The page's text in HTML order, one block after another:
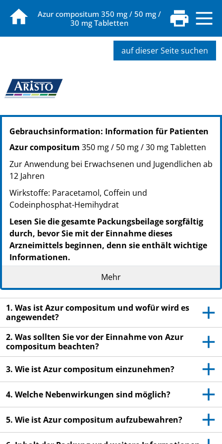
Azur compositum 350 mg / 50 mg /
30 mg Tabletten
auf dieser Seite suchen
PZN: 01427462
PPN: 110142746244
Gebrauchsinformation: Information für Patienten
Azur compositum 350 mg / 50 mg / 30 mg Tabletten
Zur Anwendung bei Erwachsenen und Jugendlichen ab
12 Jahren
Wirkstoffe: Paracetamol, Coffein und
Codeinphosphat-Hemihydrat
Lesen Sie die gesamte Packungsbeilage sorgfältig
durch, bevor Sie mit der Einnahme dieses
Arzneimittels beginnen, denn sie enthält wichtige
Informationen.
Heben Sie die Packungsbeilage auf. Vielleicht
möchten Sie diese später nochmals lesen.
Wenn Sie weitere Fragen haben, wenden Sie sich
an Ihren Arzt oder Apotheker.
Dieses Arzneimittel wurde Ihnen persönlich
verschrieben. Geben Sie es nicht an Dritte weiter.
Es kann anderen Menschen schaden, auch wenn
Wenn Sie Nebenwirkungen bemerken, wenden sie
sich an Ihren Arzt oder Apotheker. Dies gilt auch
für Nebenwirkungen, die nicht in dieser
Packungsbeilage angegeben sind. Siehe Abschnitt
Mehr
1. Was ist Azur compositum und wofür wird es
angewendet?
2. Was sollten Sie vor der Einnahme von Azur
compositum beachten?
3. Wie ist Azur compositum einzunehmen?
4. Welche Nebenwirkungen sind möglich?
5. Wie ist Azur compositum aufzubewahren?